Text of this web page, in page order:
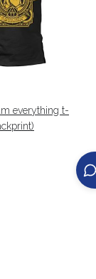
everything t-